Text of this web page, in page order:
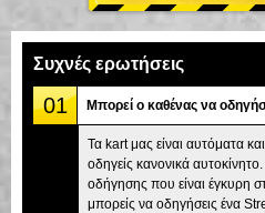
Εταιρεία
Αλλαγή
Τόκιο Σινάγαουα #1
Τόκιο Ακίχαμπαρα #2
Τόκιο Σιμπούγια Annex
Συχνές ερωτήσεις
01 Μπορεί ο καθένας να
Τα kart μας είναι αυτόματα
οδηγείς κανονικά
οδήγησης που είναι έγκυρη
μπορείς να οδηγήσεις ένα